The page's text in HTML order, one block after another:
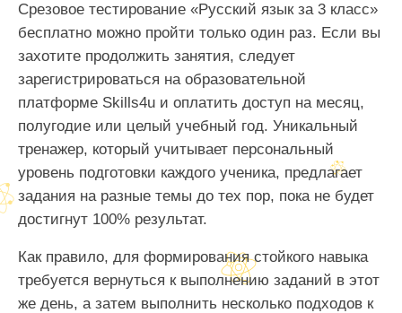
Срезовое тестирование «Русский язык за 3 класс»
бесплатно можно пройти только один раз. Если вы
захотите продолжить занятия, следует
зарегистрироваться на образовательной
платформе Skills4u и оплатить доступ на месяц,
полугодие или целый учебный год. Уникальный
тренажер, который учитывает персональный
уровень подготовки каждого ученика, предлагает
задания на разные темы до тех пор, пока не будет
достигнут 100% результат.
Как правило, для формирования стойкого навыка
требуется вернуться к выполнению заданий в этот
же день, а затем выполнить несколько подходов к